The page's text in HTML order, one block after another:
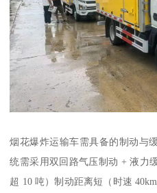
烟花爆炸运输车需具备的制动与
统需采用双回路气压制动 + 液力
超 10 吨）制动距离短（时速